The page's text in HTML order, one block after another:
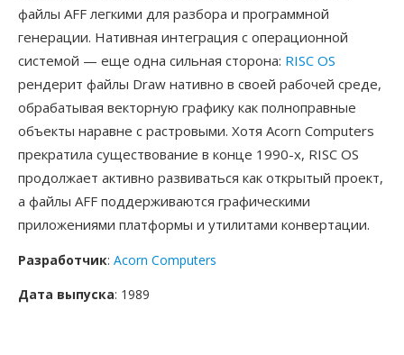
файлы AFF легкими для разбора и программной
генерации. Нативная интеграция с операционной
системой — еще одна сильная сторона: RISC OS
рендерит файлы Draw нативно в своей рабочей среде,
обрабатывая векторную графику как полноправные
объекты наравне с растровыми. Хотя Acorn Computers
прекратила существование в конце 1990-х, RISC OS
продолжает активно развиваться как открытый проект,
а файлы AFF поддерживаются графическими
приложениями платформы и утилитами конвертации.
Разработчик: Acorn Computers
Дата выпуска: 1989